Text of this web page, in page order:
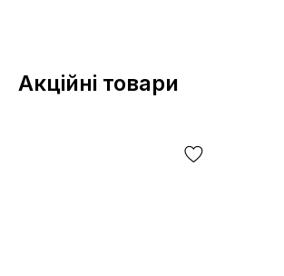
Акційні товари